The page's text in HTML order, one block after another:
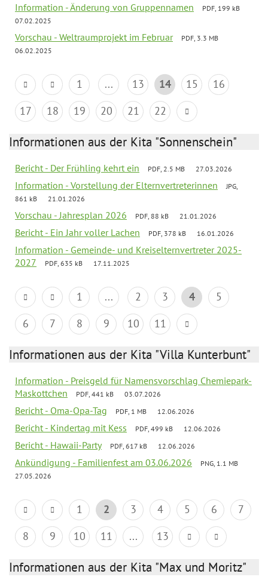
Information - Änderung von Gruppennamen
PDF, 199 kB
07.02.2025
Vorschau - Weltraumprojekt im Februar
PDF, 3.3 MB
06.02.2025
1 ... 13 14 15
16
17
18 19 20 21 22
Informationen aus der Kita "Sonnenschein"
Bericht - Der Frühling kehrt ein PDF, 2.5 MB 27.03.2026
Information - Vorstellung der Elternvertreterinnen
JPG,
861 kB
21.01.2026
Vorschau - Jahresplan 2026 PDF, 88 kB 21.01.2026
Bericht - Ein Jahr voller Lachen PDF, 378 kB 16.01.2026
Information - Gemeinde- und Kreiselternvertreter 2025-
2027
PDF, 635 kB 17.11.2025
1 ... 2 3 4
5
6
7 8 9 10 11
Informationen aus der Kita "Villa Kunterbunt"
Information - Preisgeld für Namensvorschlag Chemiepark-
Maskottchen
PDF, 441 kB 03.07.2026
Bericht - Oma-Opa-Tag PDF, 1 MB 12.06.2026
Bericht - Kindertag mit Kess PDF, 499 kB 12.06.2026
Bericht - Hawaii-Party PDF, 617 kB 12.06.2026
Ankündigung - Familienfest am 03.06.2026
PNG, 1.1 MB
27.05.2026
1 2 3 4 5 6
7
8
9 10 11 ... 13
Informationen aus der Kita "Max und Moritz"